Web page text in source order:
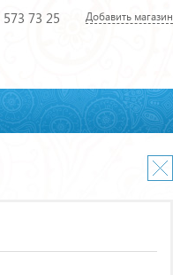
573 73 25 Добавить магазин